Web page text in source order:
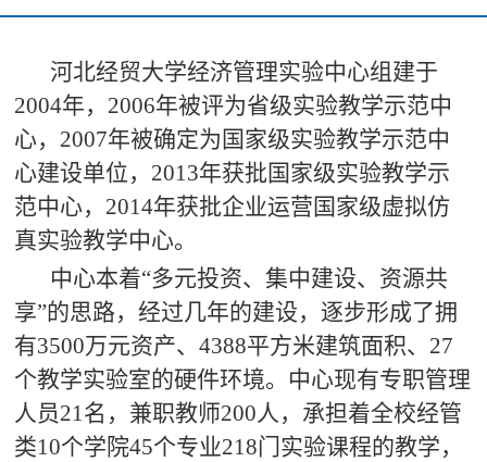
河北经贸大学经济管理实验中心组建于
2004年，2006年被评为省级实验教学示范中
心，2007年被确定为国家级实验教学示范中
心建设单位，2013年获批国家级实验教学示
范中心，2014年获批企业运营国家级虚拟仿
真实验教学中心。
中心本着“多元投资、集中建设、资源共
享”的思路，经过几年的建设，逐步形成了拥
有3500万元资产、4388平方米建筑面积、 27
个教学实验室的硬件环境。中心现有专职管理
人员21名 ，兼职教师200人，承担着全校经管
类10个学院45个专业218门实验课程的教学，